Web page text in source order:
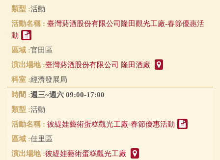
活動
臺灣菸酒股份有限公司隆田觀光工廠-春節優惠活
動
官田區
臺灣菸酒股份有限公司 隆田酒廠
經濟發展局
週三~週六 09:00-17:00
活動
彼緹娃藝術蛋糕觀光工廠-春節優惠活動
佳里區
彼緹娃藝術蛋糕觀光工廠